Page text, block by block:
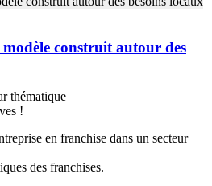
construit autour des
thématique
!
en franchise dans un secteur
des franchises.